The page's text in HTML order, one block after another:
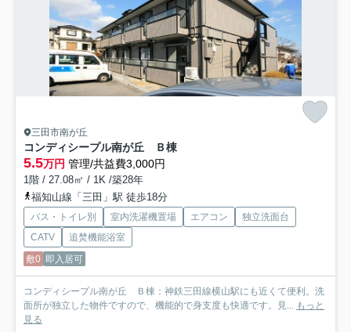
三田市南が丘
コンディシープル南が丘 Ｂ棟
5.5万円 管理/共益費3,000円
1階 / 27.08㎡ / 1K /築28年
福知山線「三田」駅 徒歩18分
バス・トイレ別 室内洗濯機置場 エアコン
独立洗面台
CATV
追焚機能浴室
敷0 即入居可
コンディシープル南が丘 Ｂ棟：神鉄三田線横山駅にも近くて便利。洗
面所が独立した物件ですので、機能的で身支度も快適です。見... もっと
見る